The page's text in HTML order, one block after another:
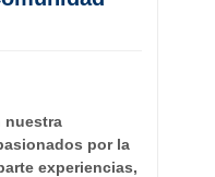
nuestra
por la
experiencias,